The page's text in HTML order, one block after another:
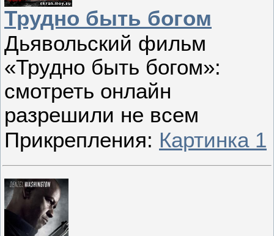
Трудно быть богом
Дьявольский фильм
«Трудно быть богом»:
смотреть онлайн
разрешили не всем
Прикрепления: Картинка 1